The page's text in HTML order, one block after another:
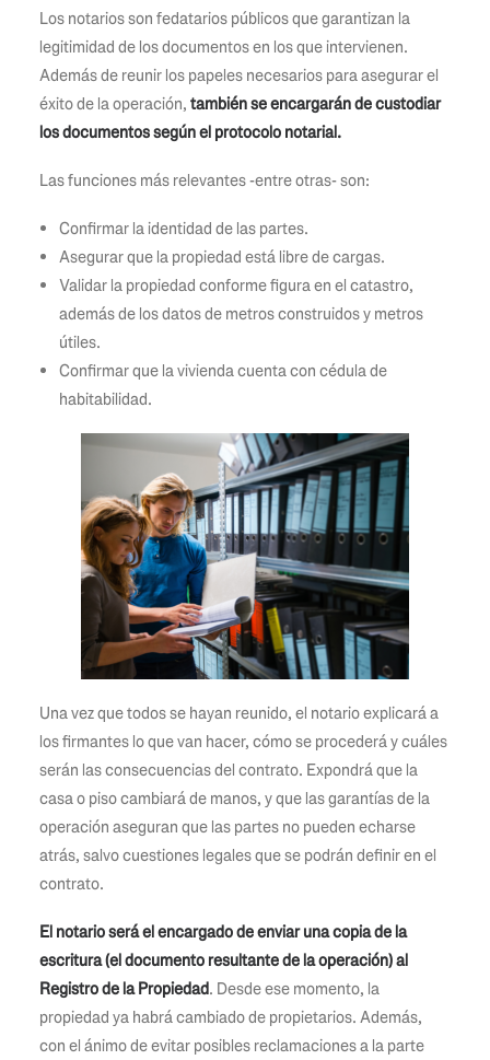
Los notarios son fedatarios públicos que garantizan la
legitimidad de los documentos en los que intervienen.
Además de reunir los papeles necesarios para asegurar el
éxito de la operación, también se encargarán de custodiar
los documentos según el protocolo notarial.
Las funciones más relevantes -entre otras- son:
Confirmar la identidad de las partes.
Asegurar que la propiedad está libre de cargas.
Validar la propiedad conforme figura en el catastro,
además de los datos de metros construidos y metros
útiles.
Confirmar que la vivienda cuenta con cédula de
habitabilidad.
Una vez que todos se hayan reunido, el notario explicará a
los firmantes lo que van hacer, cómo se procederá y cuáles
serán las consecuencias del contrato. Expondrá que la
casa o piso cambiará de manos, y que las garantías de la
operación aseguran que las partes no pueden echarse
atrás, salvo cuestiones legales que se podrán definir en el
contrato.
El notario será el encargado de enviar una copia de la
escritura (el documento resultante de la operación) al
Registro de la Propiedad. Desde ese momento, la
propiedad ya habrá cambiado de propietarios. Además,
con el ánimo de evitar posibles reclamaciones a la parte